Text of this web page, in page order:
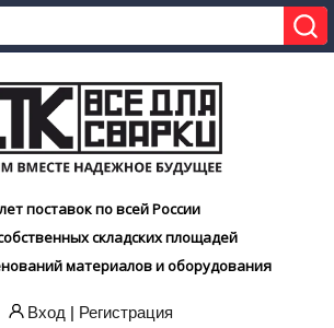
поставок по всей России
складских площадей
материалов и оборудования
Вход | Регистрация